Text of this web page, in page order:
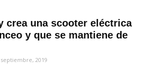
crea una scooter eléctrica
y que se mantiene de
2019